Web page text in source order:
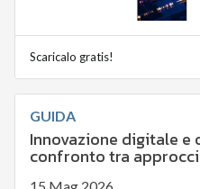
Scaricalo gratis!
GUIDA
Innovazione digitale e
confronto tra